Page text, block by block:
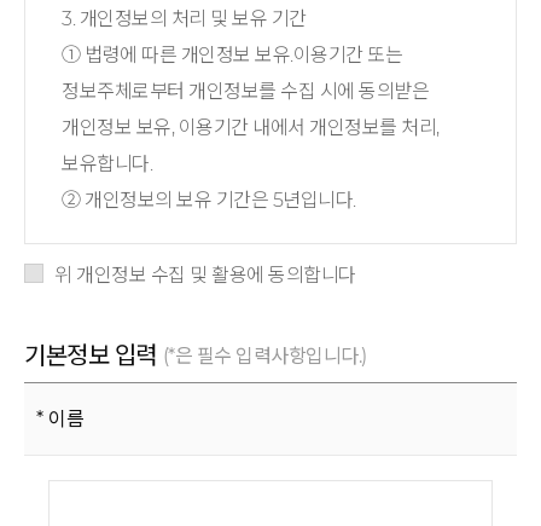
3. 개인정보의 처리 및 보유 기간
① 법령에 따른 개인정보 보유.이용기간 또는
정보주체로부터 개인정보를 수집 시에 동의받은
개인정보 보유, 이용기간 내에서 개인정보를 처리,
보유합니다.
② 개인정보의 보유 기간은 5년입니다.
위 개인정보 수집 및 활용에 동의합니다
기본정보 입력 (*은 필수 입력사항입니다.)
이름